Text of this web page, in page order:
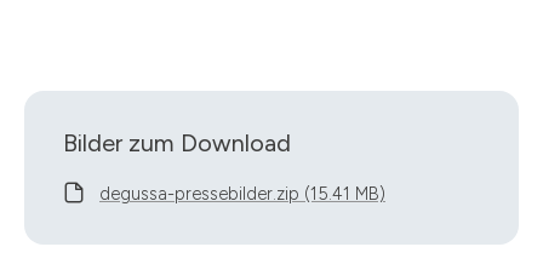
Bilder zum Download
degussa-pressebilder.zip (15.41 MB)